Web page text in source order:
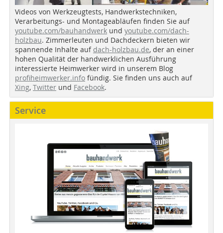
Videos von Werkzeugtests, Handwerkstechniken,
Verarbeitungs- und Montageabläufen finden Sie auf
youtube.com/bauhandwerk und youtube.com/dach-
holzbau. Zimmerleuten und Dachdeckern bieten wir
spannende Inhalte auf dach-holzbau.de, der an einer
hohen Qualität der handwerklichen Ausführung
interessierte Heimwerker wird in unserem Blog
profiheimwerker.info fündig. Sie finden uns auch auf
Xing, Twitter und Facebook.
Service